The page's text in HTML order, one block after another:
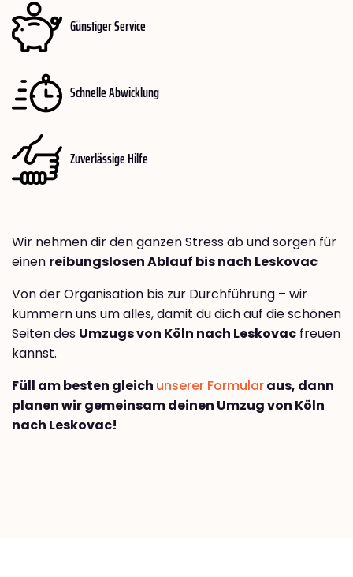
Günstiger Service
Schnelle Abwicklung
Zuverlässige Hilfe
Wir nehmen dir den ganzen Stress ab und sorgen für
einen reibungslosen Ablauf bis nach Leskovac
Von der Organisation bis zur Durchführung – wir
kümmern uns um alles, damit du dich auf die schönen
Seiten des Umzugs von Köln nach Leskovac freuen
kannst.
Füll am besten gleich unserer Formularaus, dann
planen wir gemeinsam deinen Umzug von Köln
nach Leskovac!